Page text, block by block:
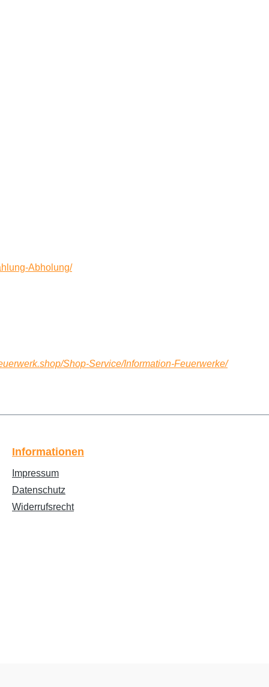
Abholung/
Shop-Service/Information-Feuerwerke/
Informationen
Impressum
Datenschutz
Widerrufsrecht